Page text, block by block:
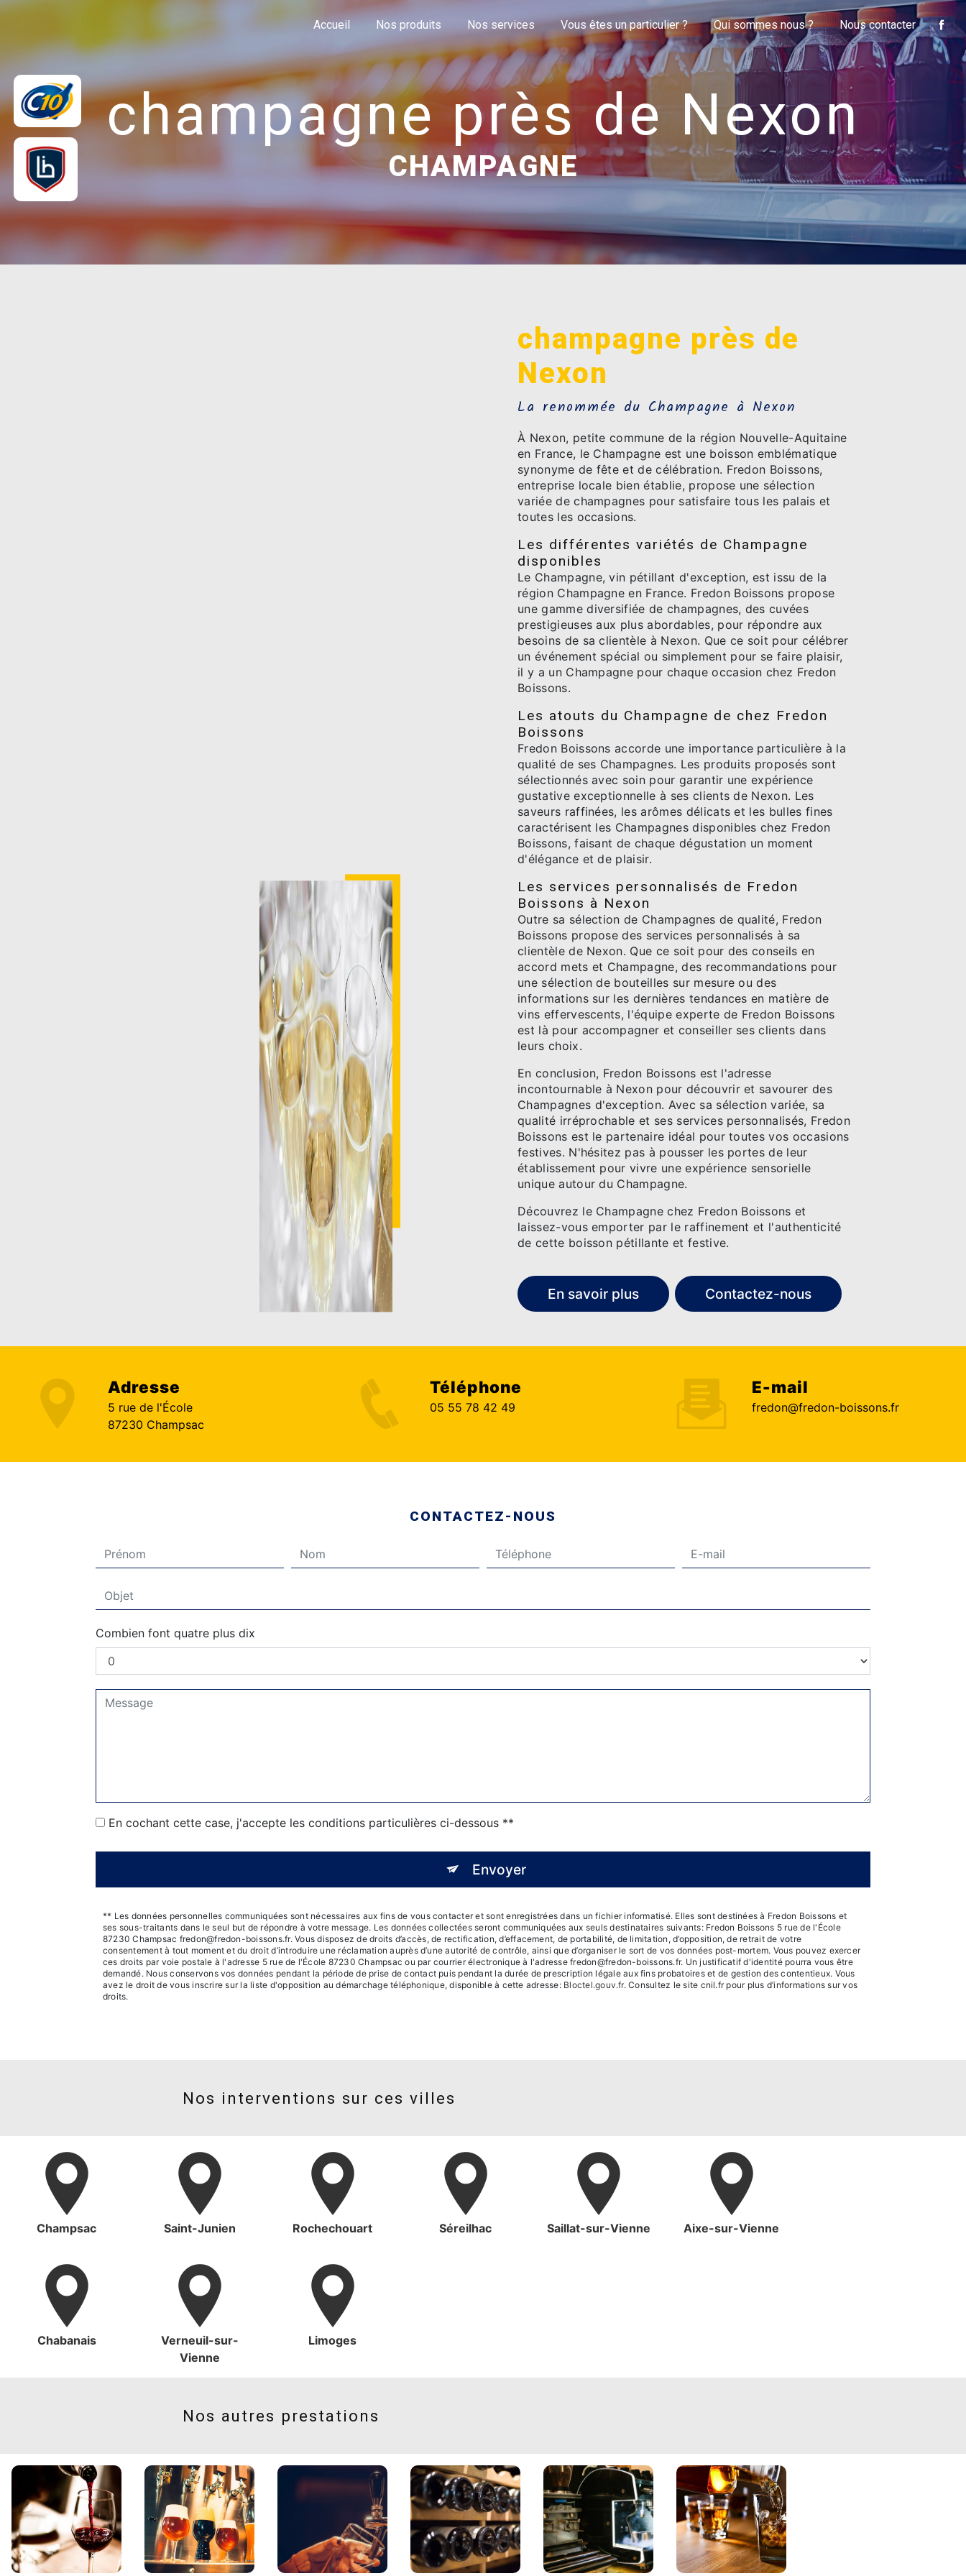
Accueil Nos produits Nos services Vous êtes un particulier ? Qui sommes nous ? Nous contacter
champagne près de Nexon
CHAMPAGNE
champagne près de
Nexon
La renommée du Champagne à Nexon
À Nexon, petite commune de la région Nouvelle-Aquitaine
en France, le Champagne est une boisson emblématique
synonyme de fête et de célébration. Fredon Boissons,
entreprise locale bien établie, propose une sélection
variée de champagnes pour satisfaire tous les palais et
toutes les occasions.
Les différentes variétés de Champagne
disponibles
Le Champagne, vin pétillant d'exception, est issu de la
région Champagne en France. Fredon Boissons propose
une gamme diversifiée de champagnes, des cuvées
prestigieuses aux plus abordables, pour répondre aux
besoins de sa clientèle à Nexon. Que ce soit pour célébrer
un événement spécial ou simplement pour se faire plaisir,
il y a un Champagne pour chaque occasion chez Fredon
Boissons.
Les atouts du Champagne de chez Fredon
Boissons
Fredon Boissons accorde une importance particulière à la
qualité de ses Champagnes. Les produits proposés sont
sélectionnés avec soin pour garantir une expérience
gustative exceptionnelle à ses clients de Nexon. Les
saveurs raffinées, les arômes délicats et les bulles fines
caractérisent les Champagnes disponibles chez Fredon
Boissons, faisant de chaque dégustation un moment
d'élégance et de plaisir.
Les services personnalisés de Fredon
Boissons à Nexon
Outre sa sélection de Champagnes de qualité, Fredon
Boissons propose des services personnalisés à sa
clientèle de Nexon. Que ce soit pour des conseils en
accord mets et Champagne, des recommandations pour
une sélection de bouteilles sur mesure ou des
informations sur les dernières tendances en matière de
vins effervescents, l'équipe experte de Fredon Boissons
est là pour accompagner et conseiller ses clients dans
leurs choix.
En conclusion, Fredon Boissons est l'adresse
incontournable à Nexon pour découvrir et savourer des
Champagnes d'exception. Avec sa sélection variée, sa
qualité irréprochable et ses services personnalisés, Fredon
Boissons est le partenaire idéal pour toutes vos occasions
festives. N'hésitez pas à pousser les portes de leur
établissement pour vivre une expérience sensorielle
unique autour du Champagne.
Découvrez le Champagne chez Fredon Boissons et
laissez-vous emporter par le raffinement et l'authenticité
de cette boisson pétillante et festive.
En savoir plus Contactez-nous
Adresse
5 rue de l'École
87230 Champsac
Téléphone
05 55 78 42 49
E-mail
fredon@fredon-boissons.fr
CONTACTEZ-NOUS
Combien font quatre plus dix
En cochant cette case, j'accepte les conditions particulières ci-dessous **
Envoyer
** Les données personnelles communiquées sont nécessaires aux fins de vous contacter et sont enregistrées dans un fichier informatisé. Elles sont destinées à Fredon Boissons et
ses sous-traitants dans le seul but de répondre à votre message. Les données collectées seront communiquées aux seuls destinataires suivants: Fredon Boissons 5 rue de l'École
87230 Champsac fredon@fredon-boissons.fr. Vous disposez de droits d’accès, de rectification, d’effacement, de portabilité, de limitation, d’opposition, de retrait de votre
consentement à tout moment et du droit d’introduire une réclamation auprès d’une autorité de contrôle, ainsi que d’organiser le sort de vos données post-mortem. Vous pouvez exercer
ces droits par voie postale à l'adresse 5 rue de l'École 87230 Champsac ou par courrier électronique à l'adresse fredon@fredon-boissons.fr. Un justificatif d'identité pourra vous être
demandé. Nous conservons vos données pendant la période de prise de contact puis pendant la durée de prescription légale aux fins probatoires et de gestion des contentieux. Vous
avez le droit de vous inscrire sur la liste d'opposition au démarchage téléphonique, disponible à cette adresse: Bloctel.gouv.fr. Consultez le site cnil.fr pour plus d’informations sur vos
droits.
Nos interventions sur ces villes
Champsac Saint-Junien Rochechouart Séreilhac Saillat-sur-Vienne Aixe-sur-Vienne
Chabanais
Verneuil-sur-
Vienne
Limoges
Nos autres prestations
Panneau de gestion des cookies